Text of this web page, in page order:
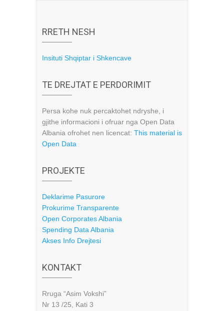
RRETH NESH
Insituti Shqiptar i Shkencave
TE DREJTAT E PERDORIMIT
Persa kohe nuk percaktohet ndryshe, i
gjithe informacioni i ofruar nga Open Data
Albania ofrohet nen licencat: This material is
Open Data
PROJEKTE
Deklarime Pasurore
Prokurime Transparente
Open Corporates Albania
Spending Data Albania
Akses Info Drejtesi
KONTAKT
Rruga “Asim Vokshi”
Nr 13 /25, Kati 3